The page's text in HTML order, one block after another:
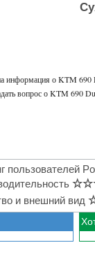
информация о KTM
вопрос о KTM
пользователей
☆☆
и внешний вид